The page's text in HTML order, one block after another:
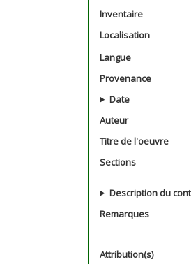
Inventaire
Localisation
Langue
Provenance
Date
Auteur
Titre de l'oeuvre
Sections
Description du
Remarques
Attribution(s)